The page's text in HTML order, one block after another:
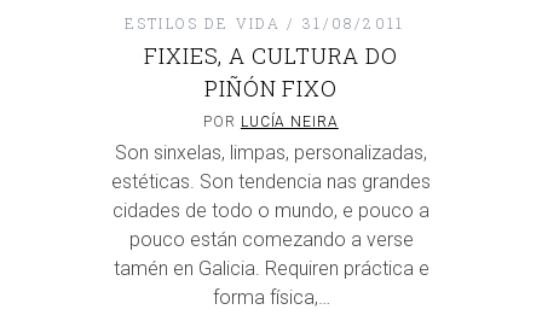
ESTILOS DE VIDA 31/08/2011
FIXIES, A CULTURA DO
PIÑÓN FIXO
POR LUCÍA NEIRA
Son sinxelas, limpas, personalizadas,
estéticas. Son tendencia nas grandes
cidades de todo o mundo, e pouco a
pouco están comezando a verse
tamén en Galicia. Requiren práctica e
forma física,…